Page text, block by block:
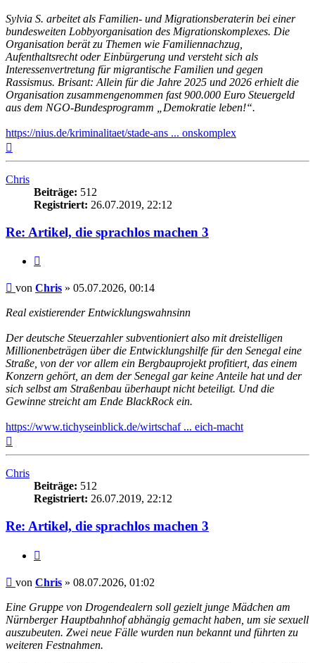
Sylvia S. arbeitet als Familien- und Migrationsberaterin bei einer
bundesweiten Lobbyorganisation des Migrationskomplexes. Die
Organisation berät zu Themen wie Familiennachzug,
Aufenthaltsrecht oder Einbürgerung und versteht sich als
Interessenvertretung für migrantische Familien und gegen
Rassismus. Brisant: Allein für die Jahre 2025 und 2026 erhielt die
Organisation zusammengenommen fast 900.000 Euro Steuergeld
aus dem NGO-Bundesprogramm „Demokratie leben!“.
https://nius.de/kriminalitaet/stade-ans ... onskomplex
Chris
Beiträge: 512
Registriert: 26.07.2019, 22:12
Re: Artikel, die sprachlos machen 3
Beitrag
von Chris » 05.07.2026, 00:14
Real existierender Entwicklungswahnsinn
Der deutsche Steuerzahler subventioniert also mit dreistelligen
Millionenbeträgen über die Entwicklungshilfe für den Senegal eine
Straße, von der vor allem ein Bergbauprojekt profitiert, das einem
Konzern gehört, an dem der Senegal gar keine Anteile hat und der
sich selbst am Straßenbau überhaupt nicht beteiligt. Und die
Gewinne streicht am Ende BlackRock ein.
https://www.tichyseinblick.de/wirtschaf ... eich-macht
Chris
Beiträge: 512
Registriert: 26.07.2019, 22:12
Re: Artikel, die sprachlos machen 3
Beitrag
von Chris » 08.07.2026, 01:02
Eine Gruppe von Drogendealern soll gezielt junge Mädchen am
Nürnberger Hauptbahnhof abhängig gemacht haben, um sie sexuell
auszubeuten. Zwei neue Fälle wurden nun bekannt und führten zu
weiteren Festnahmen.